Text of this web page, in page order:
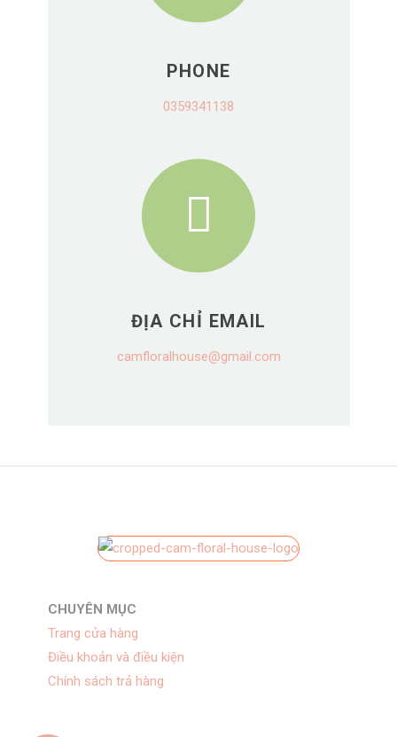
PHONE
0359341138
ĐỊA CHỈ EMAIL
camfloralhouse@gmail.com
CHUYÊN MỤC
Trang cửa hàng
Điều khoản và điều kiện
Chính sách trả hàng